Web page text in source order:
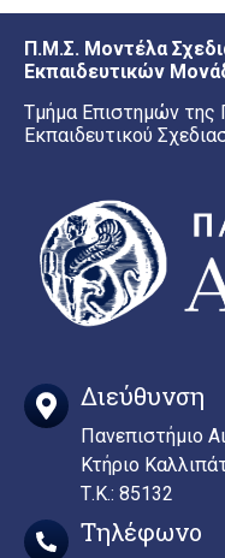
Π.Μ.Σ. Μοντέλα
Εκπαιδευτικών
Τμήμα Επιστημών της
Εκπαιδευτικού
Διεύθυνση
Πανεπιστήμιο
Κτήριο
Τ.Κ.: 85132
Τηλέφωνο